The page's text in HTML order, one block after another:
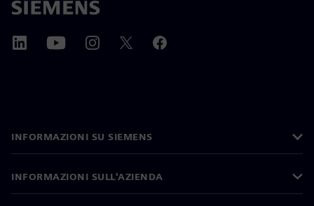
INFORMAZIONI SU SIEMENS
INFORMAZIONI SULL'AZIENDA